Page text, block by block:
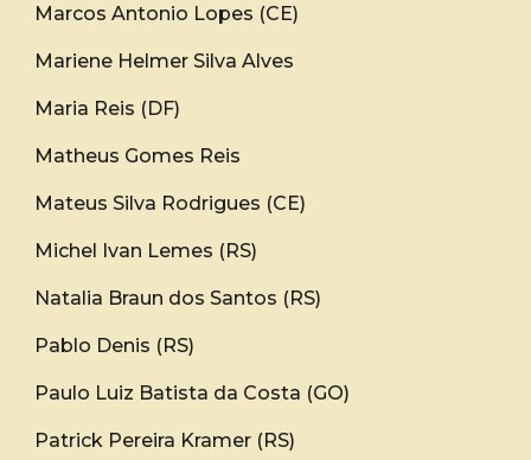
Marcos Antonio Lopes (CE)
Mariene Helmer Silva Alves
Maria Reis (DF)
Matheus Gomes Reis
Mateus Silva Rodrigues (CE)
Michel Ivan Lemes (RS)
Natalia Braun dos Santos (RS)
Pablo Denis (RS)
Paulo Luiz Batista da Costa (GO)
Patrick Pereira Kramer (RS)